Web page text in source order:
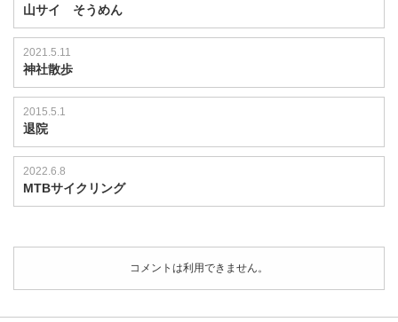
山サイ そうめん
2021.5.11
神社散歩
2015.5.1
退院
2022.6.8
MTBサイクリング
コメントは利用できません。